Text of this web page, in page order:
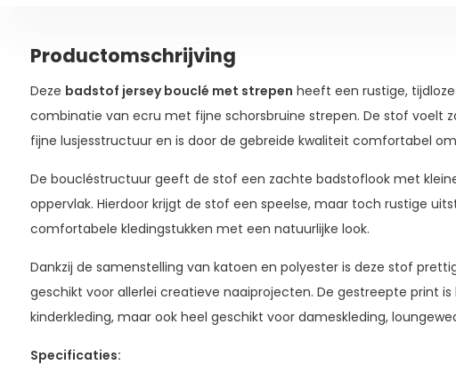
Productomschrijving
Deze badstof jersey bouclé met strepen heeft een rustige,
combinatie van ecru met fijne schorsbruine strepen. De stof voelt
fijne lusjesstructuur en is door de gebreide kwaliteit comfortabel
De boucléstructuur geeft de stof een zachte badstoflook met
oppervlak. Hierdoor krijgt de stof een speelse, maar toch rustige
comfortabele kledingstukken met een natuurlijke look.
Dankzij de samenstelling van katoen en polyester is deze stof
geschikt voor allerlei creatieve naaiprojecten. De gestreepte print
kinderkleding, maar ook heel geschikt voor dameskleding,
Specificaties: